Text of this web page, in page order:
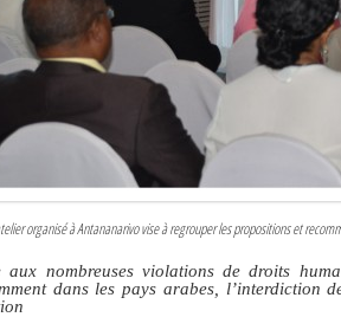
organisé à Antananarivo vise à regrouper les propositions et
aux nombreuses violations de droits
dans les pays arabes, l’interdiction